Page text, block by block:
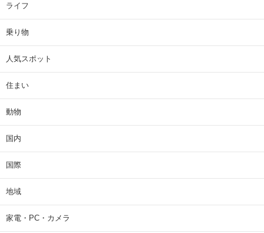
ライフ
乗り物
人気スポット
住まい
動物
国内
国際
地域
家電・PC・カメラ